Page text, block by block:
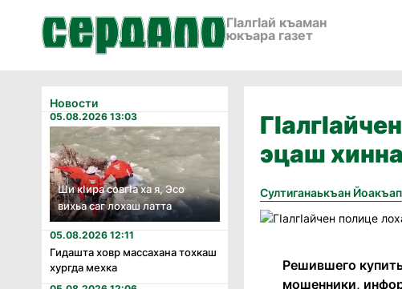
ГӀалгӀай къаман
юкъара газет
Новости
05.08.2026 13:03
Ши кӏира совгӏа ха я, Эсо
вихьа саг лохаш латта
05.08.2026 12:11
Гидашта ховр массахана тохкаш
хургда мехка
эцаш
Султиганаькъан Йоакъап
Решившего
мошенники,